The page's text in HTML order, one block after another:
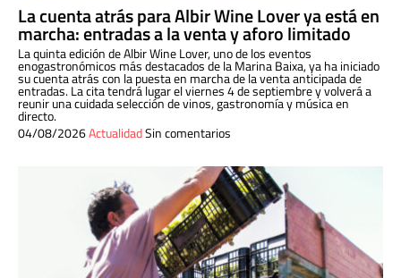
La cuenta atrás para Albir Wine Lover ya está en
marcha: entradas a la venta y aforo limitado
La quinta edición de Albir Wine Lover, uno de los eventos
enogastronómicos más destacados de la Marina Baixa, ya ha iniciado
su cuenta atrás con la puesta en marcha de la venta anticipada de
entradas. La cita tendrá lugar el viernes 4 de septiembre y volverá a
reunir una cuidada selección de vinos, gastronomía y música en
directo.
04/08/2026ActualidadSin comentarios